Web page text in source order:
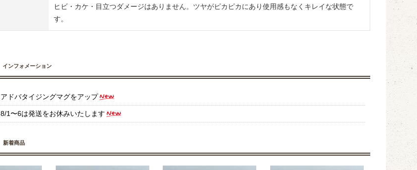
ヒビ・カケ・目立つダメージはありません。ツヤがピカピカにあり使用感もなくキレイな状態で
す。
インフォメーション
アドバタイジングマグをアップ
8/1〜6は発送をお休みいたします
新着商品